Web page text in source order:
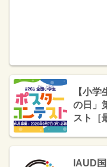
【小
の日」
スト［
IAUD